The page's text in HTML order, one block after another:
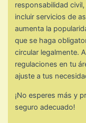
responsabilidad
incluir servicios de
aumenta la
que se haga
circular legalmente.
regulaciones en tu
ajuste a tus
¡No esperes más y
seguro adecuado!